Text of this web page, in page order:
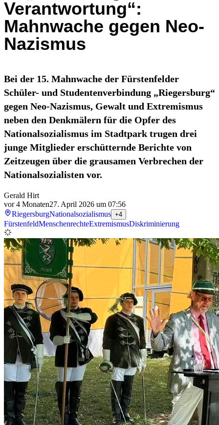
Verantwortung“:
Mahnwache gegen Neo-
Nazismus
Bei der 15. Mahnwache der Fürstenfelder
Schüler- und Studentenverbindung „Riegersburg“
gegen Neo-Nazismus, Gewalt und Extremismus
neben den Denkmälern für die Opfer des
Nationalsozialismus im Stadtpark trugen drei
junge Mitglieder erschütternde Berichte von
Zeitzeugen über die grausamen Verbrechen der
Nationalsozialisten vor.
Gerald Hirt
vor 4 Monaten27. April 2026 um 07:56
RiegersburgNationalsozialismus +4
FürstenfeldMenschenrechteExtremismusDiskriminierung